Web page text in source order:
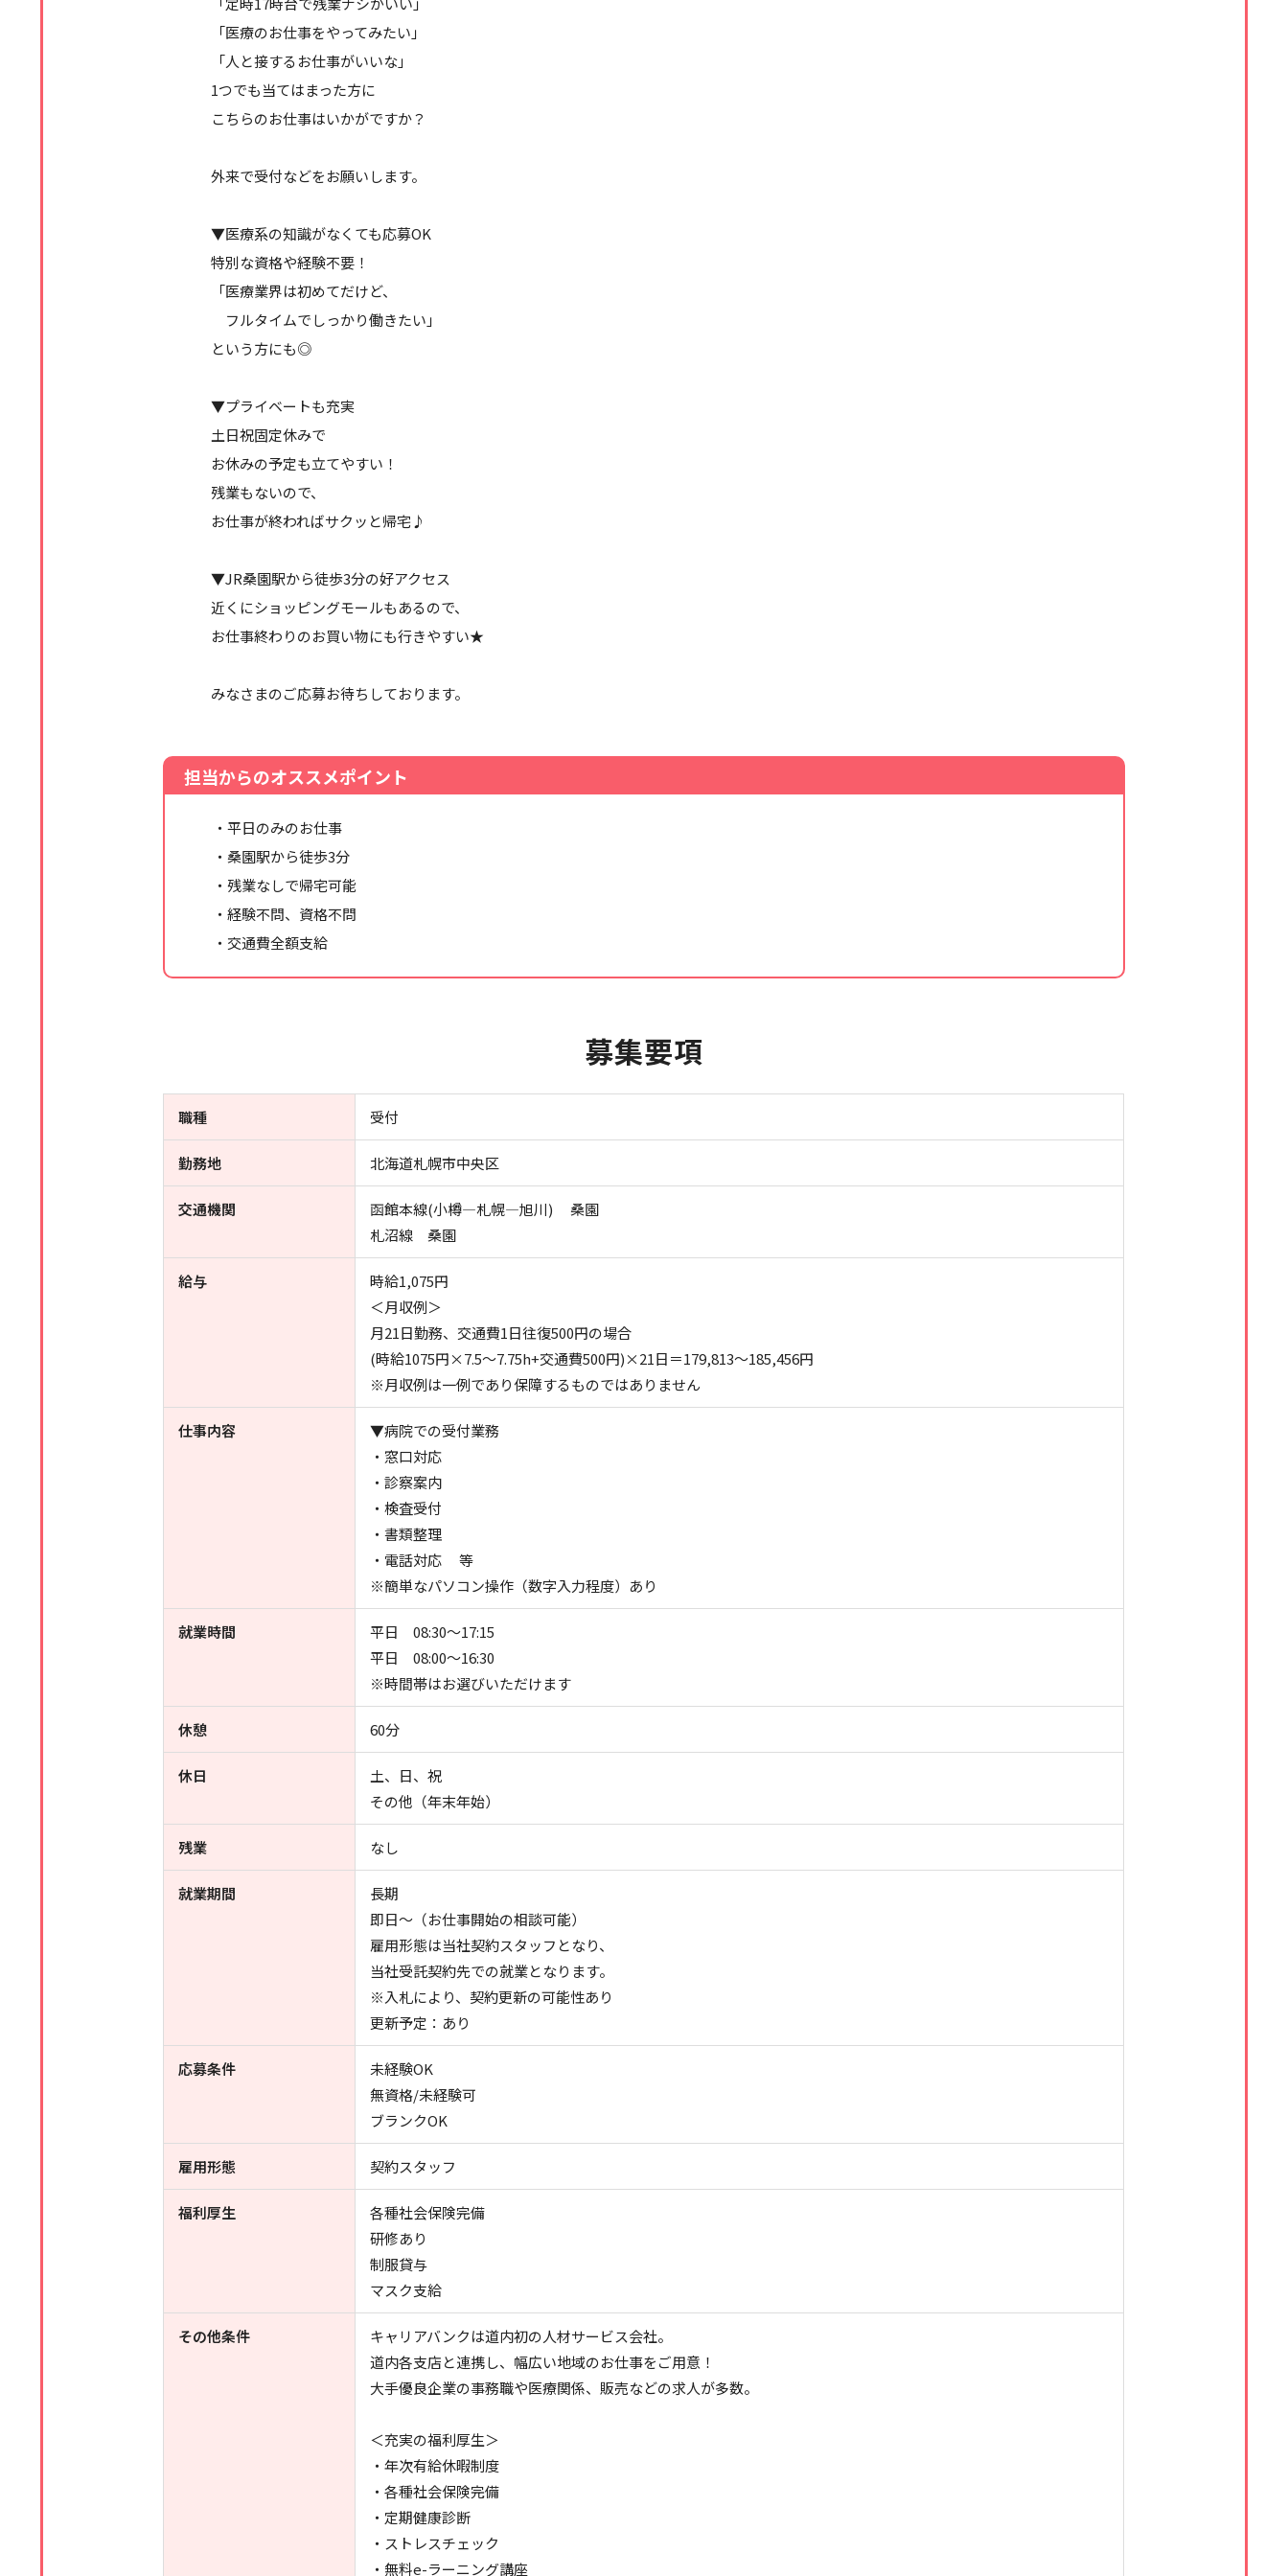
「医療のお仕事をやってみたい」
「人と接するお仕事がいいな」
1つでも当てはまった方に
こちらのお仕事はいかがですか？
外来で受付などをお願いします。
▼医療系の知識がなくても応募OK
特別な資格や経験不要！
「医療業界は初めてだけど、
フルタイムでしっかり働きたい」
という方にも◎
▼プライベートも充実
土日祝固定休みで
お休みの予定も立てやすい！
残業もないので、
お仕事が終わればサクッと帰宅♪
▼JR桑園駅から徒歩3分の好アクセス
近くにショッピングモールもあるので、
お仕事終わりのお買い物にも行きやすい★
みなさまのご応募お待ちしております。
担当からのオススメポイント
・平日のみのお仕事
・桑園駅から徒歩3分
・残業なしで帰宅可能
・経験不問、資格不問
・交通費全額支給
募集要項
職種 受付
勤務地 北海道札幌市中央区
交通機関
函館本線(小樽―札幌―旭川) 桑園
札沼線 桑園
給与
時給1,075円
＜月収例＞
月21日勤務、交通費1日往復500円の場合
(時給1075円×7.5～7.75h+交通費500円)×21日＝179,813～185,456円
※月収例は一例であり保障するものではありません
仕事内容
▼病院での受付業務
・窓口対応
・診察案内
・検査受付
・書類整理
・電話対応 等
※簡単なパソコン操作（数字入力程度）あり
就業時間
平日 08:30～17:15
平日 08:00～16:30
※時間帯はお選びいただけます
休憩 60分
休日
土、日、祝
その他（年末年始）
残業 なし
就業期間
長期
即日～（お仕事開始の相談可能）
雇用形態は当社契約スタッフとなり、
当社受託契約先での就業となります。
※入札により、契約更新の可能性あり
更新予定：あり
応募条件
未経験OK
無資格/未経験可
ブランクOK
雇用形態 契約スタッフ
福利厚生
各種社会保険完備
研修あり
制服貸与
マスク支給
その他条件
キャリアバンクは道内初の人材サービス会社。
道内各支店と連携し、幅広い地域のお仕事をご用意！
大手優良企業の事務職や医療関係、販売などの求人が多数。
＜充実の福利厚生＞
・年次有給休暇制度
・各種社会保険完備
・定期健康診断
・ストレスチェック
・無料e-ラーニング講座